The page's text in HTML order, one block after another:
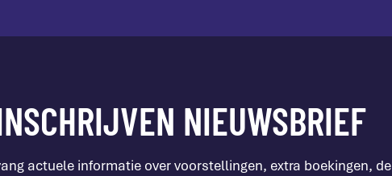
NIEUWSBRIEF
actuele informatie over voorstellingen, extra boekingen, de